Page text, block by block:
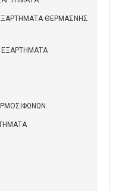
ΘΕΡΜΑΣΝΗΣ
ΕΞΑΡΤΗΜΑΤΑ